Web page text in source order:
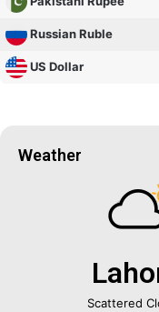
Russian Ruble
US Dollar
Weather
Scattered